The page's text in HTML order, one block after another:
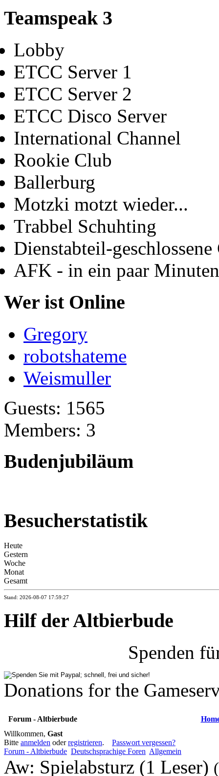
Teamspeak 3
Lobby
ETCC Server 1
ETCC Server 2
ETCC Disco Server
International Channel
Rookie Club
Ballerburg
Motzki motzt wieder...
Trabbel Schuhting
Dienstabteil-geschlossene
AFK - in ein paar
Wer ist Online
Gregory
robotshateme
Weismuller
Guests: 1565
Members: 3
Budenjubiläum
Besucherstatistik
Heute
Gestern
Woche
Monat
Gesamt
Stand: 2026-08-07 17:59:27
Hilf der Altbierbude
Spenden
Donations for the
Forum - Altbierbude
Willkommen, Gast
Bitte anmelden oderregistrieren. Passwort vergessen?
Forum - Altbierbude Deutschsprachige Foren Allgemein
Aw: Spielabsturz (1 Leser)